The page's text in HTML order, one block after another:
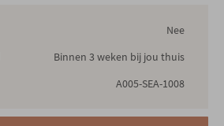
Nee
Binnen 3 weken bij jou thuis
A005-SEA-1008